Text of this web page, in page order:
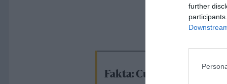
further
Fakta: Custom Bike Show